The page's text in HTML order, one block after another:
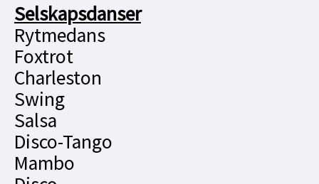
Selskapsdanser
Rytmedans
Foxtrot
Charleston
Swing
Salsa
Disco-Tango
Mambo